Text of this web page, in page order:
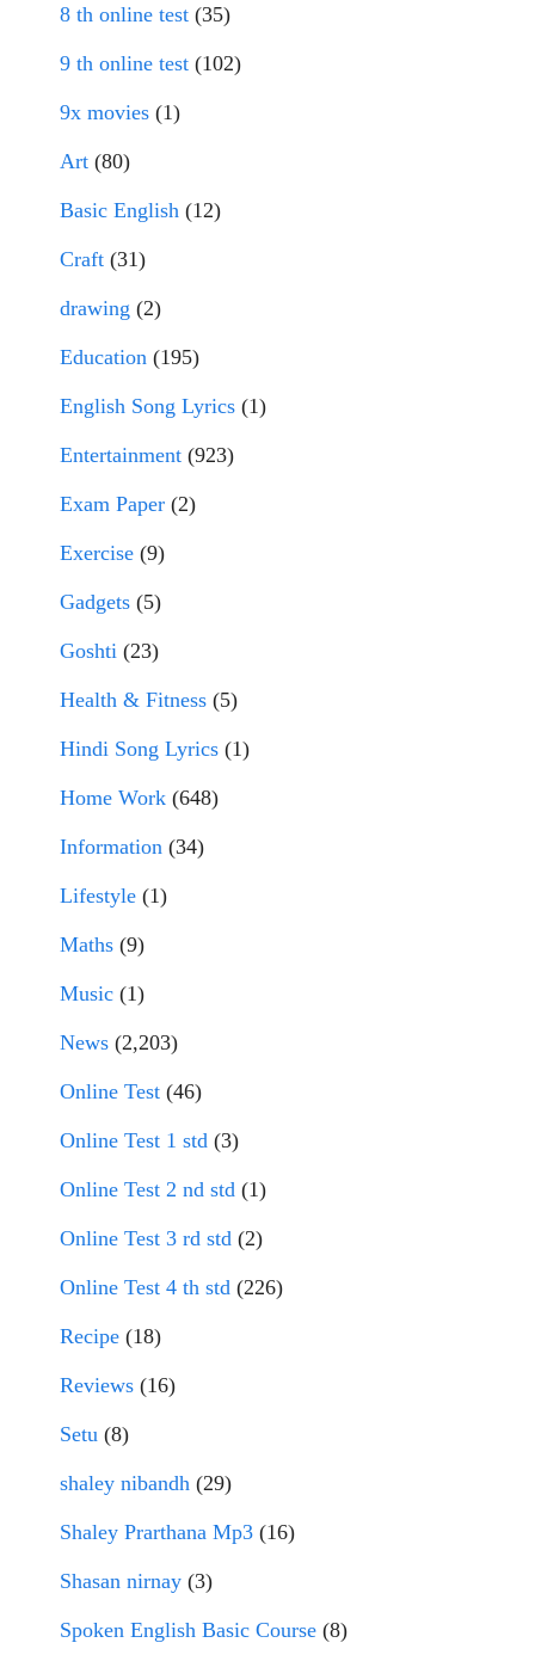
8 th online test (35)
9 th online test (102)
9x movies (1)
Art (80)
Basic English (12)
Craft (31)
drawing (2)
Education (195)
English Song Lyrics (1)
Entertainment (923)
Exam Paper (2)
Exercise (9)
Gadgets (5)
Goshti (23)
Health & Fitness (5)
Hindi Song Lyrics (1)
Home Work (648)
Information (34)
Lifestyle (1)
Maths (9)
Music (1)
News (2,203)
Online Test (46)
Online Test 1 std (3)
Online Test 2 nd std (1)
Online Test 3 rd std (2)
Online Test 4 th std (226)
Recipe (18)
Reviews (16)
Setu (8)
shaley nibandh (29)
Shaley Prarthana Mp3 (16)
Shasan nirnay (3)
Spoken English Basic Course (8)